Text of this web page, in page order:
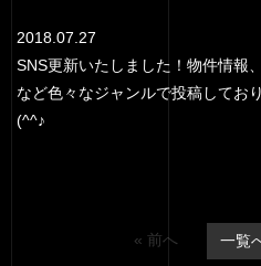
2018.07.27
SNS更新いたしました！物件情報
など色々なジャンルで投稿してお
(^^♪
« 前へ 一覧